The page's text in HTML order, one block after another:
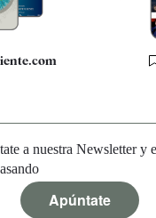
a nuestra Newsletter y
Apúntate